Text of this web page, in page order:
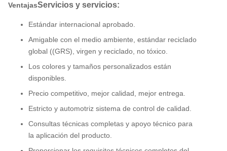
VentajasServicios y servicios:
Estándar internacional aprobado.
Amigable con el medio ambiente, estándar reciclado
global ((GRS), virgen y reciclado, no tóxico.
Los colores y tamaños personalizados están
disponibles.
Precio competitivo, mejor calidad, mejor entrega.
Estricto y automotriz sistema de control de calidad.
Consultas técnicas completas y apoyo técnico para
la aplicación del producto.